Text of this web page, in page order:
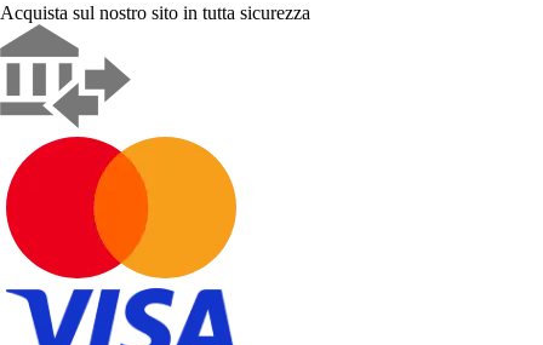
Acquista sul nostro sito in tutta sicurezza